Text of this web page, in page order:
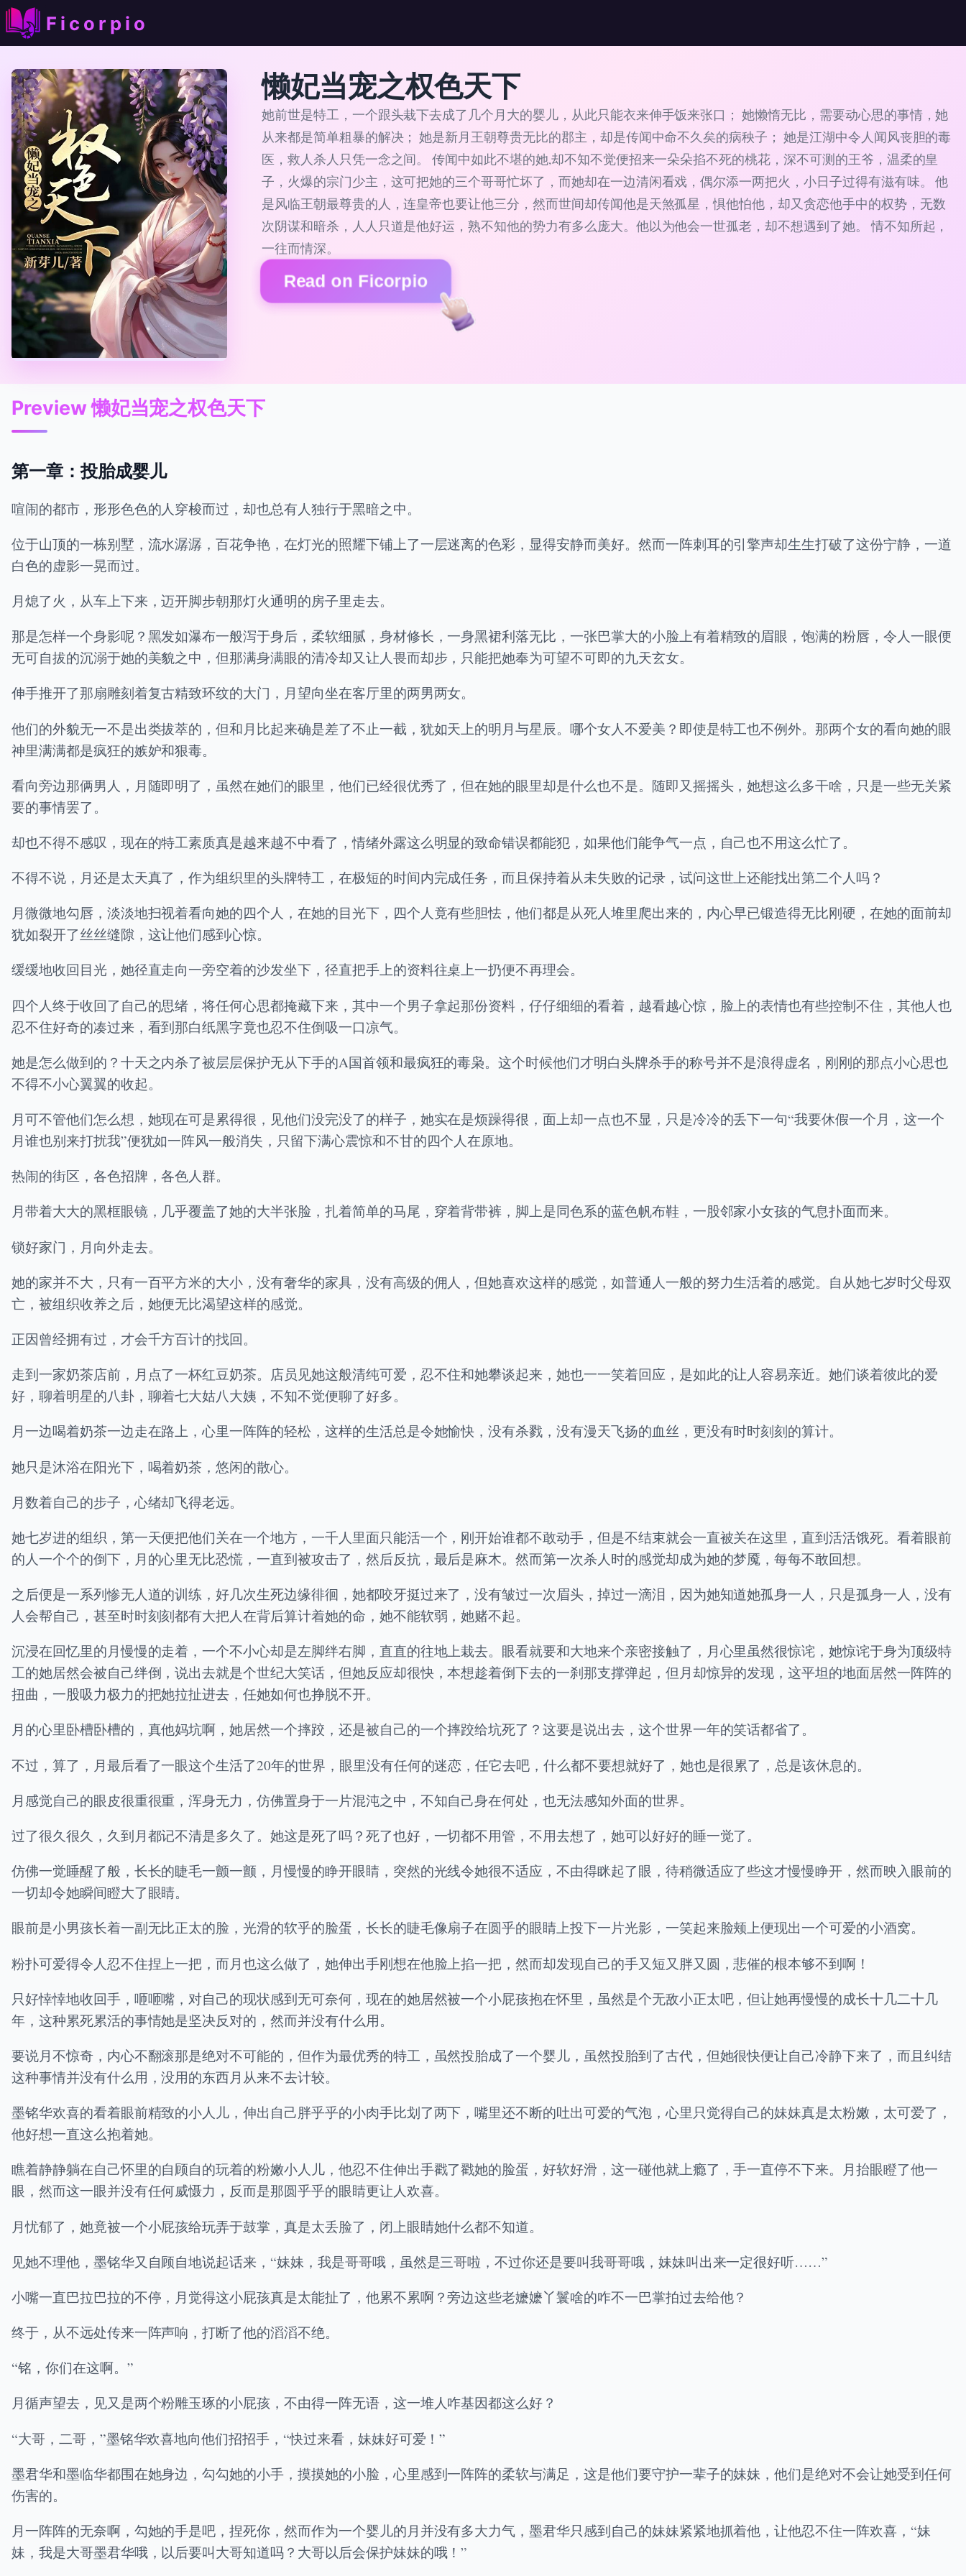
Ficorpio
懒妃当宠之权色天下
她前世是特工，一个跟头栽下去成了几个月大的婴儿，从此只能衣来伸手饭来张口； 她懒惰无比，需要动心思的事情，她
从来都是简单粗暴的解决； 她是新月王朝尊贵无比的郡主，却是传闻中命不久矣的病秧子； 她是江湖中令人闻风丧胆的毒
医，救人杀人只凭一念之间。 传闻中如此不堪的她,却不知不觉便招来一朵朵掐不死的桃花，深不可测的王爷，温柔的皇
子，火爆的宗门少主，这可把她的三个哥哥忙坏了，而她却在一边清闲看戏，偶尔添一两把火，小日子过得有滋有味。 他
是风临王朝最尊贵的人，连皇帝也要让他三分，然而世间却传闻他是天煞孤星，惧他怕他，却又贪恋他手中的权势，无数
次阴谋和暗杀，人人只道是他好运，熟不知他的势力有多么庞大。他以为他会一世孤老，却不想遇到了她。 情不知所起，
一往而情深。
Read on Ficorpio
Preview 懒妃当宠之权色天下
第一章：投胎成婴儿
喧闹的都市，形形色色的人穿梭而过，却也总有人独行于黑暗之中。
位于山顶的一栋别墅，流水潺潺，百花争艳，在灯光的照耀下铺上了一层迷离的色彩，显得安静而美好。然而一阵刺耳的引擎声却生生打破了这份宁静，一道
白色的虚影一晃而过。
月熄了火，从车上下来，迈开脚步朝那灯火通明的房子里走去。
那是怎样一个身影呢？黑发如瀑布一般泻于身后，柔软细腻，身材修长，一身黑裙利落无比，一张巴掌大的小脸上有着精致的眉眼，饱满的粉唇，令人一眼便
无可自拔的沉溺于她的美貌之中，但那满身满眼的清冷却又让人畏而却步，只能把她奉为可望不可即的九天玄女。
伸手推开了那扇雕刻着复古精致环纹的大门，月望向坐在客厅里的两男两女。
他们的外貌无一不是出类拔萃的，但和月比起来确是差了不止一截，犹如天上的明月与星辰。哪个女人不爱美？即使是特工也不例外。那两个女的看向她的眼
神里满满都是疯狂的嫉妒和狠毒。
看向旁边那俩男人，月随即明了，虽然在她们的眼里，他们已经很优秀了，但在她的眼里却是什么也不是。随即又摇摇头，她想这么多干啥，只是一些无关紧
要的事情罢了。
却也不得不感叹，现在的特工素质真是越来越不中看了，情绪外露这么明显的致命错误都能犯，如果他们能争气一点，自己也不用这么忙了。
不得不说，月还是太天真了，作为组织里的头牌特工，在极短的时间内完成任务，而且保持着从未失败的记录，试问这世上还能找出第二个人吗？
月微微地勾唇，淡淡地扫视着看向她的四个人，在她的目光下，四个人竟有些胆怯，他们都是从死人堆里爬出来的，内心早已锻造得无比刚硬，在她的面前却
犹如裂开了丝丝缝隙，这让他们感到心惊。
缓缓地收回目光，她径直走向一旁空着的沙发坐下，径直把手上的资料往桌上一扔便不再理会。
四个人终于收回了自己的思绪，将任何心思都掩藏下来，其中一个男子拿起那份资料，仔仔细细的看着，越看越心惊，脸上的表情也有些控制不住，其他人也
忍不住好奇的凑过来，看到那白纸黑字竟也忍不住倒吸一口凉气。
她是怎么做到的？十天之内杀了被层层保护无从下手的A国首领和最疯狂的毒枭。这个时候他们才明白头牌杀手的称号并不是浪得虚名，刚刚的那点小心思也
不得不小心翼翼的收起。
月可不管他们怎么想，她现在可是累得很，见他们没完没了的样子，她实在是烦躁得很，面上却一点也不显，只是冷冷的丢下一句“我要休假一个月，这一个
月谁也别来打扰我”便犹如一阵风一般消失，只留下满心震惊和不甘的四个人在原地。
热闹的街区，各色招牌，各色人群。
月带着大大的黑框眼镜，几乎覆盖了她的大半张脸，扎着简单的马尾，穿着背带裤，脚上是同色系的蓝色帆布鞋，一股邻家小女孩的气息扑面而来。
锁好家门，月向外走去。
她的家并不大，只有一百平方米的大小，没有奢华的家具，没有高级的佣人，但她喜欢这样的感觉，如普通人一般的努力生活着的感觉。自从她七岁时父母双
亡，被组织收养之后，她便无比渴望这样的感觉。
正因曾经拥有过，才会千方百计的找回。
走到一家奶茶店前，月点了一杯红豆奶茶。店员见她这般清纯可爱，忍不住和她攀谈起来，她也一一笑着回应，是如此的让人容易亲近。她们谈着彼此的爱
好，聊着明星的八卦，聊着七大姑八大姨，不知不觉便聊了好多。
月一边喝着奶茶一边走在路上，心里一阵阵的轻松，这样的生活总是令她愉快，没有杀戮，没有漫天飞扬的血丝，更没有时时刻刻的算计。
她只是沐浴在阳光下，喝着奶茶，悠闲的散心。
月数着自己的步子，心绪却飞得老远。
她七岁进的组织，第一天便把他们关在一个地方，一千人里面只能活一个，刚开始谁都不敢动手，但是不结束就会一直被关在这里，直到活活饿死。看着眼前
的人一个个的倒下，月的心里无比恐慌，一直到被攻击了，然后反抗，最后是麻木。然而第一次杀人时的感觉却成为她的梦魇，每每不敢回想。
之后便是一系列惨无人道的训练，好几次生死边缘徘徊，她都咬牙挺过来了，没有皱过一次眉头，掉过一滴泪，因为她知道她孤身一人，只是孤身一人，没有
人会帮自己，甚至时时刻刻都有大把人在背后算计着她的命，她不能软弱，她赌不起。
沉浸在回忆里的月慢慢的走着，一个不小心却是左脚绊右脚，直直的往地上栽去。眼看就要和大地来个亲密接触了，月心里虽然很惊诧，她惊诧于身为顶级特
工的她居然会被自己绊倒，说出去就是个世纪大笑话，但她反应却很快，本想趁着倒下去的一刹那支撑弹起，但月却惊异的发现，这平坦的地面居然一阵阵的
扭曲，一股吸力极力的把她拉扯进去，任她如何也挣脱不开。
月的心里卧槽卧槽的，真他妈坑啊，她居然一个摔跤，还是被自己的一个摔跤给坑死了？这要是说出去，这个世界一年的笑话都省了。
不过，算了，月最后看了一眼这个生活了20年的世界，眼里没有任何的迷恋，任它去吧，什么都不要想就好了，她也是很累了，总是该休息的。
月感觉自己的眼皮很重很重，浑身无力，仿佛置身于一片混沌之中，不知自己身在何处，也无法感知外面的世界。
过了很久很久，久到月都记不清是多久了。她这是死了吗？死了也好，一切都不用管，不用去想了，她可以好好的睡一觉了。
仿佛一觉睡醒了般，长长的睫毛一颤一颤，月慢慢的睁开眼睛，突然的光线令她很不适应，不由得眯起了眼，待稍微适应了些这才慢慢睁开，然而映入眼前的
一切却令她瞬间瞪大了眼睛。
眼前是小男孩长着一副无比正太的脸，光滑的软乎的脸蛋，长长的睫毛像扇子在圆乎的眼睛上投下一片光影，一笑起来脸颊上便现出一个可爱的小酒窝。
粉扑可爱得令人忍不住捏上一把，而月也这么做了，她伸出手刚想在他脸上掐一把，然而却发现自己的手又短又胖又圆，悲催的根本够不到啊！
只好悻悻地收回手，咂咂嘴，对自己的现状感到无可奈何，现在的她居然被一个小屁孩抱在怀里，虽然是个无敌小正太吧，但让她再慢慢的成长十几二十几
年，这种累死累活的事情她是坚决反对的，然而并没有什么用。
要说月不惊奇，内心不翻滚那是绝对不可能的，但作为最优秀的特工，虽然投胎成了一个婴儿，虽然投胎到了古代，但她很快便让自己冷静下来了，而且纠结
这种事情并没有什么用，没用的东西月从来不去计较。
墨铭华欢喜的看着眼前精致的小人儿，伸出自己胖乎乎的小肉手比划了两下，嘴里还不断的吐出可爱的气泡，心里只觉得自己的妹妹真是太粉嫩，太可爱了，
他好想一直这么抱着她。
瞧着静静躺在自己怀里的自顾自的玩着的粉嫩小人儿，他忍不住伸出手戳了戳她的脸蛋，好软好滑，这一碰他就上瘾了，手一直停不下来。月抬眼瞪了他一
眼，然而这一眼并没有任何威慑力，反而是那圆乎乎的眼睛更让人欢喜。
月忧郁了，她竟被一个小屁孩给玩弄于鼓掌，真是太丢脸了，闭上眼睛她什么都不知道。
见她不理他，墨铭华又自顾自地说起话来，“妹妹，我是哥哥哦，虽然是三哥啦，不过你还是要叫我哥哥哦，妹妹叫出来一定很好听……”
小嘴一直巴拉巴拉的不停，月觉得这小屁孩真是太能扯了，他累不累啊？旁边这些老嬷嬷丫鬟啥的咋不一巴掌拍过去给他？
终于，从不远处传来一阵声响，打断了他的滔滔不绝。
“铭，你们在这啊。”
月循声望去，见又是两个粉雕玉琢的小屁孩，不由得一阵无语，这一堆人咋基因都这么好？
“大哥，二哥，”墨铭华欢喜地向他们招招手，“快过来看，妹妹好可爱！”
墨君华和墨临华都围在她身边，勾勾她的小手，摸摸她的小脸，心里感到一阵阵的柔软与满足，这是他们要守护一辈子的妹妹，他们是绝对不会让她受到任何
伤害的。
月一阵阵的无奈啊，勾她的手是吧，捏死你，然而作为一个婴儿的月并没有多大力气，墨君华只感到自己的妹妹紧紧地抓着他，让他忍不住一阵欢喜，“妹
妹，我是大哥墨君华哦，以后要叫大哥知道吗？大哥以后会保护妹妹的哦！”